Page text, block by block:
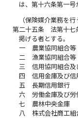
は、第十六条第一号
（保険媒介業務を
第二十五条
法第十七
掲げる者とする。
一
農業協同組合等
二
漁業協同組合等
三
信用協同組合
四
信用金庫及び信
五
長期信用銀行
六
労働金庫及び
七
農林中央金庫
八
株式会社商工組